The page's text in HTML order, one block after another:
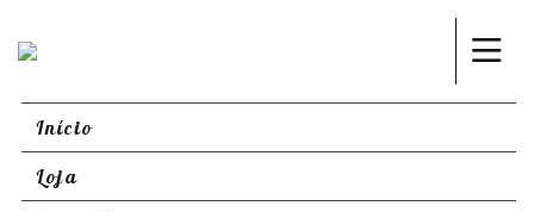
Início
Loja